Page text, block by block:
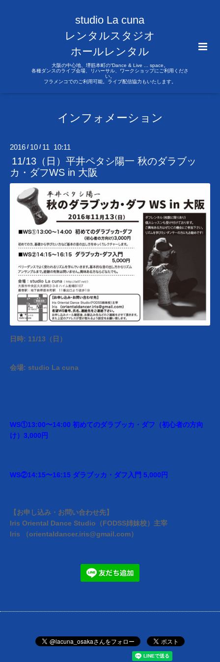
studio La cuna
レンタルスタジオ
ホールレンタル
大阪の中心地、堺筋本町の“Dance & Live ... space。
各種ダンスのライブ会場、リハーサル、ワークショップにご利用くださ
い。
フラメンコでのご利用可能。ライブ配信協力もいたします。
インフォメーション
2016 / 10 / 11 10:11
11/13（日）平井ペタシ陽一 秋のダラブッ
カ・ダフWS in 大阪
日時: 11/13（日）
会場: studio La cuna
WS①13:00〜14:00 初めてのダラブッカ・ダフ（初心者の方向
け）3,000円
WS②14:15〜16:15 ダラブッカ・ダフ入門 5,000円
【お申し込み・お問い合わせ先】
Iris Oriental Dance Studio（FODSS姉妹校）主宰
Iris （orientaldancer.iris@gmail.com）